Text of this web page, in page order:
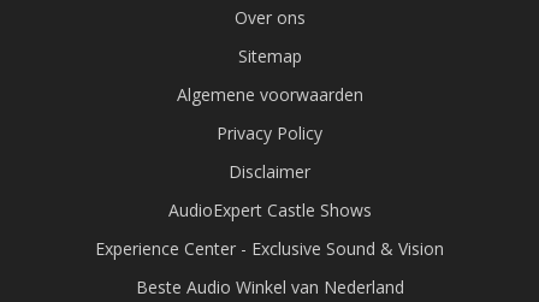
Over ons
Sitemap
Algemene voorwaarden
Privacy Policy
Disclaimer
AudioExpert Castle Shows
Experience Center - Exclusive Sound & Vision
Beste Audio Winkel van Nederland